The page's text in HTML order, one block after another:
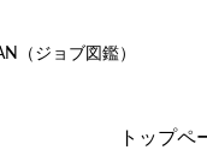
（ジョブ図鑑）
トップペ